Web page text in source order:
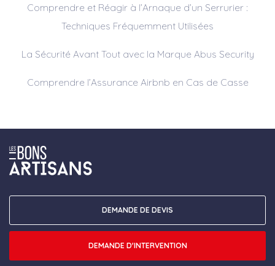
Comprendre et Réagir à l’Arnaque d’un Serrurier :
Techniques Fréquemment Utilisées
La Sécurité Avant Tout avec la Marque Abus Security
Comprendre l’Assurance Airbnb en Cas de Casse
DEMANDE DE DEVIS
DEMANDE D'INTERVENTION